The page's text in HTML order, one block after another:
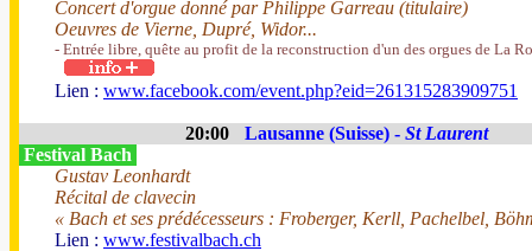
Concert d'orgue donné par Philippe Garreau (titulaire)
Oeuvres de Vierne, Dupré, Widor...
- Entrée libre, quête au profit de la reconstruction d'un des orgues de La
Lien : www.facebook.com/event.php?eid=261315283909751
20:00 Lausanne (Suisse) - St Laurent
Festival Bach
Gustav Leonhardt
Récital de clavecin
« Bach et ses prédécesseurs : Froberger, Kerll, Pachelbel,
Lien : www.festivalbach.ch